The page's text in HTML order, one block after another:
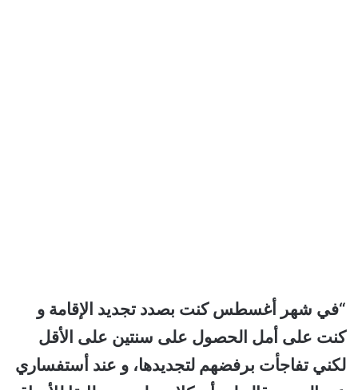
“في شهر أغسطس كنت بصدد تجديد الإقامة و
كنت على أمل الحصول على سنتين على الأقل
لكني تفاجأت برفضهم لتجديدها، و عند أستفساري